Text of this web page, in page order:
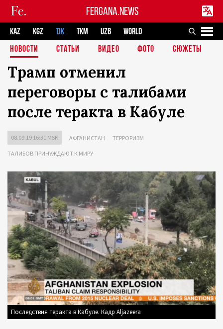
FERGANA.NEWS
KAZ KGZ TJK TKM UZB
WORLD
НОВОСТИ
СТАТЬИ ВИДЕО ФОТО СЮЖЕТЫ
Трамп отменил
переговоры с талибами
после теракта в Кабуле
08.09.19 16:31 MSK АФГАНИСТАН ТЕРРОРИЗМ
ТАЛИБОВ ПРИНУЖДАЮТ К МИРУ
Последствия теракта в Кабуле. Кадр Aljazeera